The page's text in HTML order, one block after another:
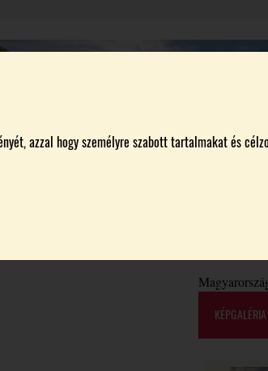
azzal hogy személyre szabott tartalmakat és
LEGSZEBB SZŐLŐBIRTOKA 2026 KI
KÉPGALÉRIA